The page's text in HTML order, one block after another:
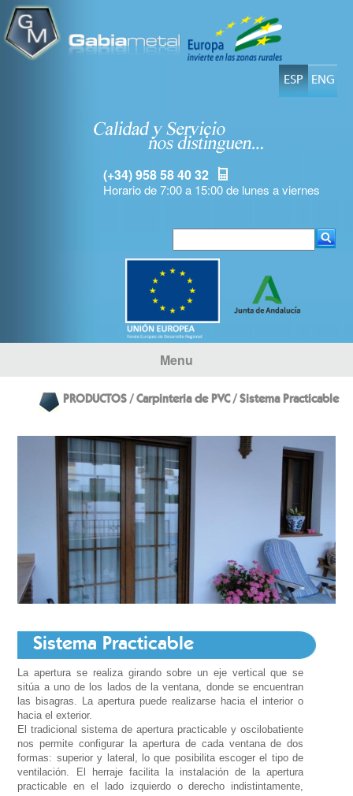
ESP ENG
(+34) 958 58 40 32
Horario de 7:00 a 15:00 de lunes a viernes
Menu
PRODUCTOS / Carpinteria de PVC / Sistema Practicable
Sistema Practicable
La apertura se realiza girando sobre un eje vertical que se
sitúa a uno de los lados de la ventana, donde se encuentran
las bisagras. La apertura puede realizarse hacia el interior o
hacia el exterior.
El tradicional sistema de apertura practicable y oscilobatiente
nos permite configurar la apertura de cada ventana de dos
formas: superior y lateral, lo que posibilita escoger el tipo de
ventilación. El herraje facilita la instalación de la apertura
practicable en el lado izquierdo o derecho indistintamente,